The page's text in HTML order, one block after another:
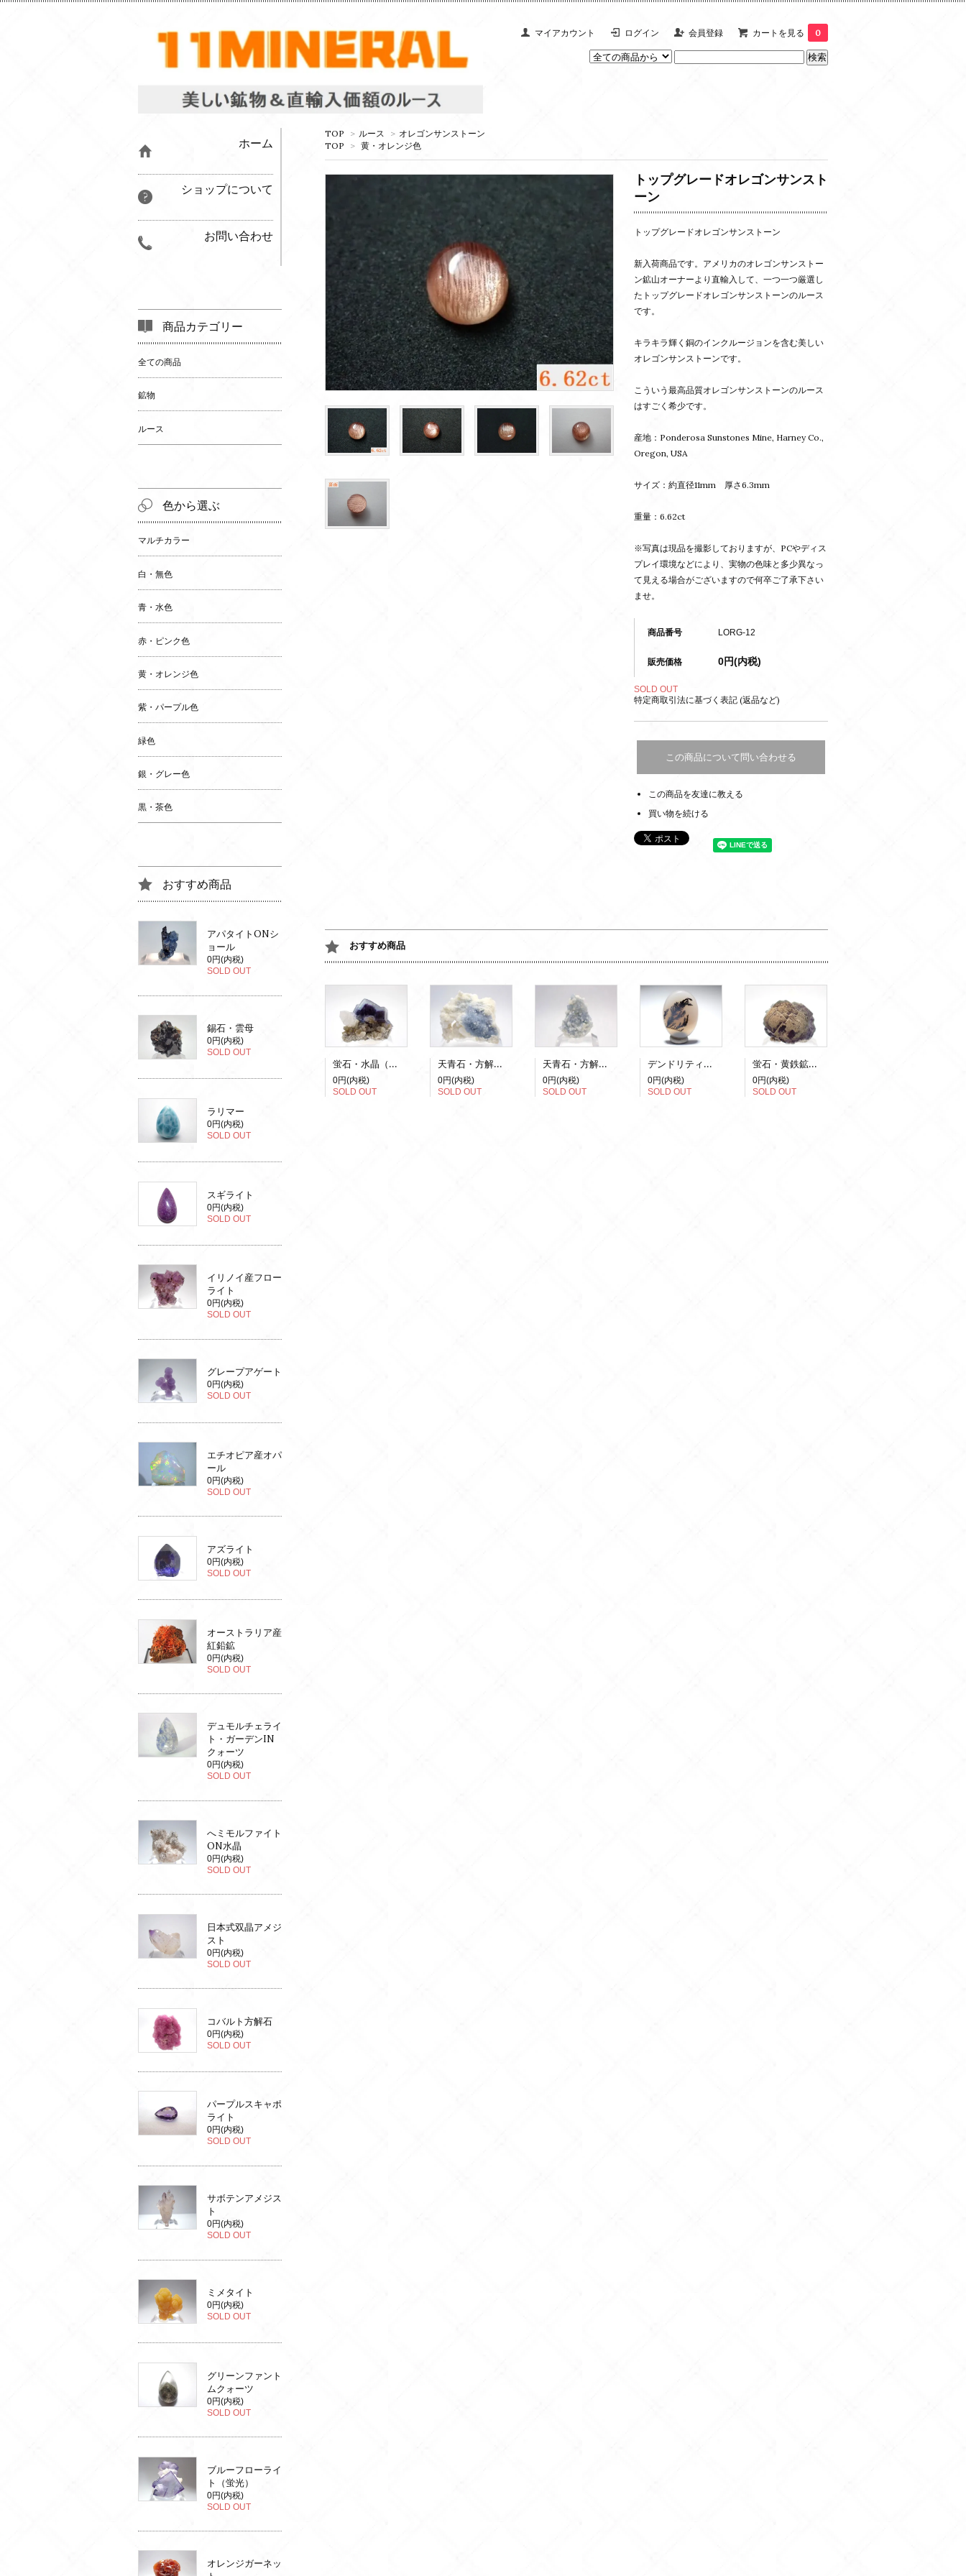
マイアカウント ログイン 会員登録 カートを見る 0
TOP > ルース > オレゴンサンストーン
TOP
> 黄・オレンジ色
トップグレードオレゴンサンスト
ーン
トップグレードオレゴンサンストーン
新入荷商品です。アメリカのオレゴンサンストー
ン鉱山オーナーより直輸入して、一つ一つ厳選し
たトップグレードオレゴンサンストーンのルース
です。
キラキラ輝く銅のインクルージョンを含む美しい
オレゴンサンストーンです。
こういう最高品質オレゴンサンストーンのルース
はすごく希少です。
産地：Ponderosa Sunstones Mine, Harney Co.,
Oregon, USA
サイズ：約直径11mm 厚さ6.3mm
重量：6.62ct
※写真は現品を撮影しておりますが、PCやディス
プレイ環境などにより、実物の色味と多少異なっ
て見える場合がございますので何卒ご了承下さい
ませ。
商品番号 LORG-12
販売価格 0円(内税)
SOLD OUT
特定商取引法に基づく表記 (返品など)
この商品について問い合わせる
この商品を友達に教える
買い物を続ける
おすすめ商品
蛍石・水晶（蛍光）
0円(内税)
SOLD OUT
天青石・方解石(蛍光)
0円(内税)
SOLD OUT
天青石・方解石(蛍光)
0円(内税)
SOLD OUT
デンドリティックアゲート
0円(内税)
SOLD OUT
蛍石・黄鉄鉱（蛍光）
0円(内税)
SOLD OUT
ホーム
ショップについて
お問い合わせ
商品カテゴリー
全ての商品
鉱物
ルース
色から選ぶ
マルチカラー
白・無色
青・水色
赤・ピンク色
黄・オレンジ色
紫・パープル色
緑色
銀・グレー色
黒・茶色
おすすめ商品
アパタイトONシ
ョール
0円(内税)
SOLD OUT
錫石・雲母
0円(内税)
SOLD OUT
ラリマー
0円(内税)
SOLD OUT
スギライト
0円(内税)
SOLD OUT
イリノイ産フロー
ライト
0円(内税)
SOLD OUT
グレープアゲート
0円(内税)
SOLD OUT
エチオピア産オパ
ール
0円(内税)
SOLD OUT
アズライト
0円(内税)
SOLD OUT
オーストラリア産
紅鉛鉱
0円(内税)
SOLD OUT
デュモルチェライ
ト・ガーデンIN
クォーツ
0円(内税)
SOLD OUT
へミモルファイト
ON水晶
0円(内税)
SOLD OUT
日本式双晶アメジ
スト
0円(内税)
SOLD OUT
コバルト方解石
0円(内税)
SOLD OUT
パープルスキャポ
ライト
0円(内税)
SOLD OUT
サボテンアメジス
ト
0円(内税)
SOLD OUT
ミメタイト
0円(内税)
SOLD OUT
グリーンファント
ムクォーツ
0円(内税)
SOLD OUT
ブルーフローライ
ト（蛍光）
0円(内税)
SOLD OUT
オレンジガーネッ